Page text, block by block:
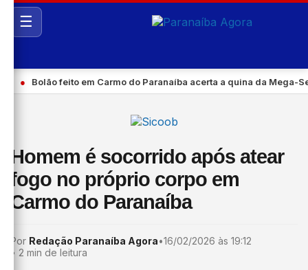
☰
Bolão feito em Carmo do Paranaíba acerta a quina da Mega-
Homem é socorrido após atear
fogo no próprio corpo em
Carmo do Paranaíba
Por Redação Paranaíba Agora•16/02/2026 às 19:12
• 2 min de leitura